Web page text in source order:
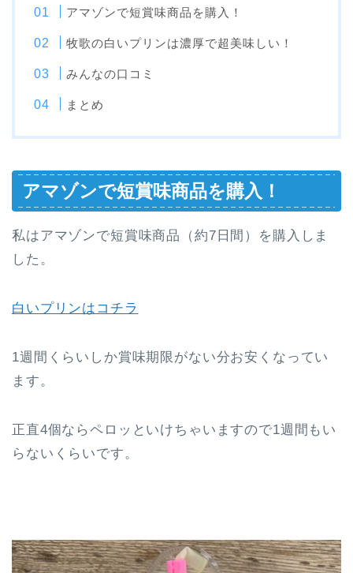
アマゾンで短賞味商品を購入！
牧歌の白いプリンは濃厚で超美味しい！
みんなの口コミ
まとめ
アマゾンで短賞味商品を購入！
私はアマゾンで短賞味商品（約7日間）を購入しま
した。
白いプリンはコチラ
1週間くらいしか賞味期限がない分お安くなってい
ます。
正直4個ならペロッといけちゃいますので1週間もい
らないくらいです。